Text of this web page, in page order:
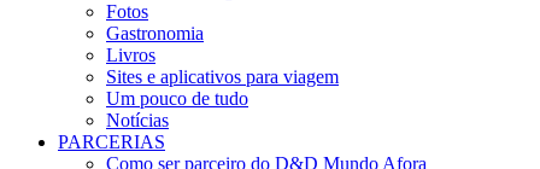
Fotos
Gastronomia
Livros
Sites e aplicativos para viagem
Um pouco de tudo
Notícias
PARCERIAS
Como ser parceiro do D&D Mundo Afora